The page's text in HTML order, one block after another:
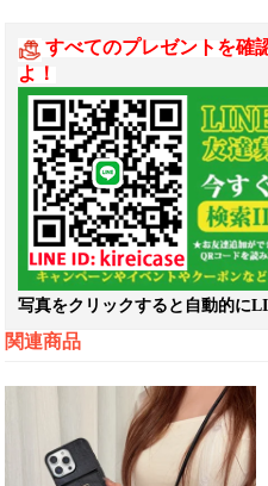
すべてのプレゼントを確
よ！
写真をクリックすると自動的に
関連商品